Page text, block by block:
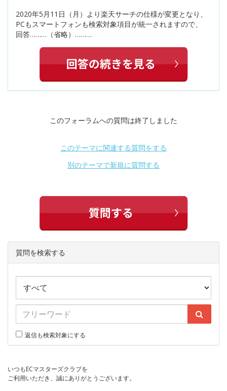
2020年5月11日（月）より楽天サーチの仕様が変更となり、
PCもスマートフォンも検索対象項目が統一されますので、
回答………（省略）………
このフォーラムへの質問は終了しました
このテーマに関連する質問をする
別のテーマで新規に質問する
質問を検索する
返信も検索対象にする
いつもECマスターズクラブを
ご利用いただき、誠にありがとうございます。